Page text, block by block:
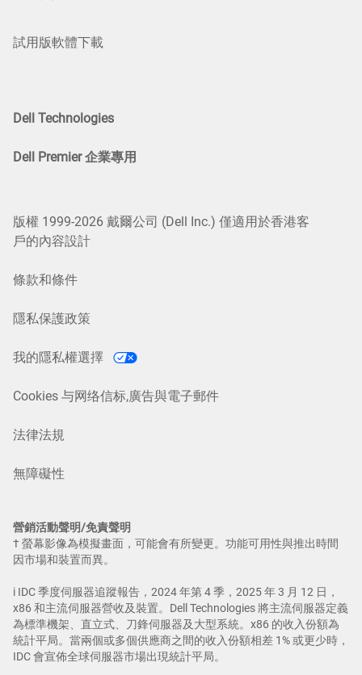
試用版軟體下載
Dell Technologies
Dell Premier 企業專用
版權 1999-2026 戴爾公司 (Dell Inc.) 僅適用於香港客
戶的內容設計
條款和條件
隱私保護政策
我的隱私權選擇
Cookies 与网络信标,廣告與電子郵件
法律法規
無障礙性
營銷活動聲明/免責聲明
† 螢幕影像為模擬畫面，可能會有所變更。功能可用性與推出時間
因市場和裝置而異。
i IDC 季度伺服器追蹤報告，2024 年第 4 季，2025 年 3 月 12 日，
x86 和主流伺服器營收及裝置。Dell Technologies 將主流伺服器定義
為標準機架、直立式、刀鋒伺服器及大型系統。x86 的收入份額為
統計平局。當兩個或多個供應商之間的收入份額相差 1% 或更少時，
IDC 會宣佈全球伺服器市場出現統計平局。